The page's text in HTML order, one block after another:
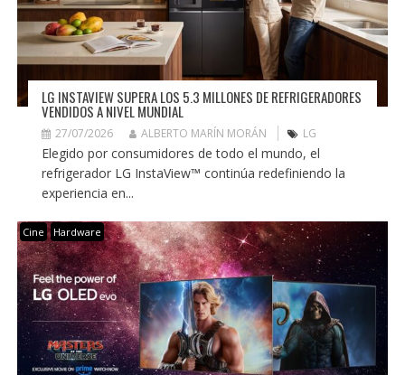
LG INSTAVIEW SUPERA LOS 5.3 MILLONES DE REFRIGERADORES
VENDIDOS A NIVEL MUNDIAL
27/07/2026 ALBERTO MARÍN MORÁN LG
Elegido por consumidores de todo el mundo, el
refrigerador LG InstaView™ continúa redefiniendo la
experiencia en...
Cine Hardware